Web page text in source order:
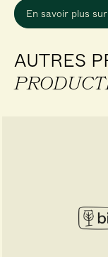
En savoir plus
AUTRES